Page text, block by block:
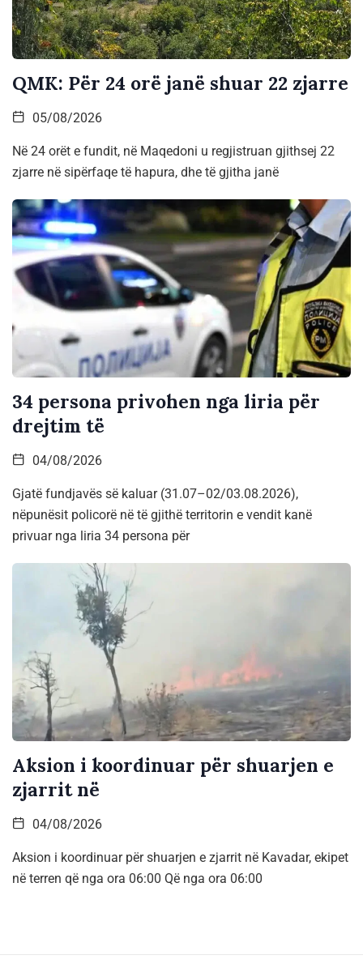
QMK: Për 24 orë janë shuar 22 zjarre
05/08/2026
Në 24 orët e fundit, në Maqedoni u regjistruan gjithsej 22
zjarre në sipërfaqe të hapura, dhe të gjitha janë
34 persona privohen nga liria për
drejtim të
04/08/2026
Gjatë fundjavës së kaluar (31.07–02/03.08.2026),
nëpunësit policorë në të gjithë territorin e vendit kanë
privuar nga liria 34 persona për
Aksion i koordinuar për shuarjen e
zjarrit në
04/08/2026
Aksion i koordinuar për shuarjen e zjarrit në Kavadar, ekipet
në terren që nga ora 06:00 Që nga ora 06:00